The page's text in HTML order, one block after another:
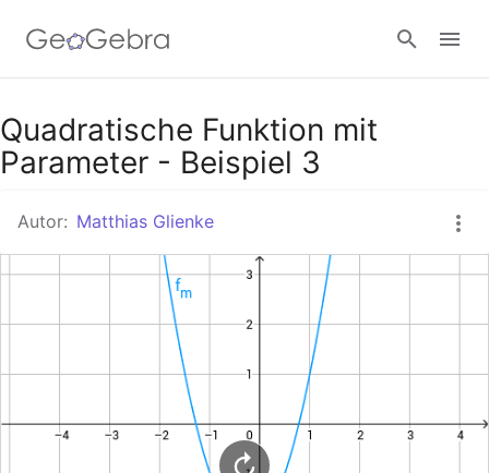
Google Classroom
Anmelden
Quadratische Funktion mit
Parameter - Beispiel 3
Autor: Matthias Glienke